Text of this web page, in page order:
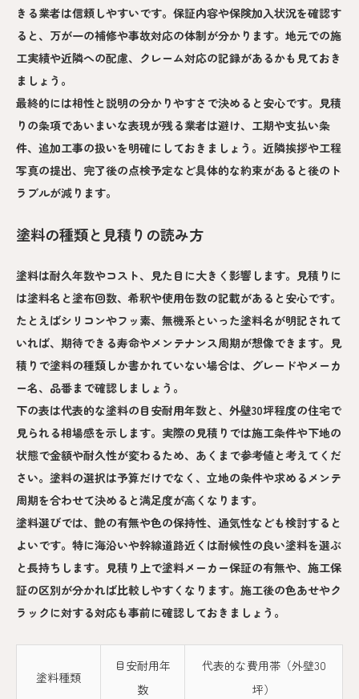
きる業者は信頼しやすいです。保証内容や保険加入状況を確認す
ると、万が一の補修や事故対応の体制が分かります。地元での施
工実績や近隣への配慮、クレーム対応の記録があるかも見ておき
ましょう。
最終的には相性と説明の分かりやすさで決めると安心です。見積
りの条項であいまいな表現が残る業者は避け、工期や支払い条
件、追加工事の扱いを明確にしておきましょう。近隣挨拶や工程
写真の提出、完了後の点検予定など具体的な約束があると後のト
ラブルが減ります。
塗料の種類と見積りの読み方
塗料は耐久年数やコスト、見た目に大きく影響します。見積りに
は塗料名と塗布回数、希釈や使用缶数の記載があると安心です。
たとえばシリコンやフッ素、無機系といった塗料名が明記されて
いれば、期待できる寿命やメンテナンス周期が想像できます。見
積りで塗料の種類しか書かれていない場合は、グレードやメーカ
ー名、品番まで確認しましょう。
下の表は代表的な塗料の目安耐用年数と、外壁30坪程度の住宅で
見られる相場感を示します。実際の見積りでは施工条件や下地の
状態で金額や耐久性が変わるため、あくまで参考値と考えてくだ
さい。塗料の選択は予算だけでなく、立地の条件や求めるメンテ
周期を合わせて決めると満足度が高くなります。
塗料選びでは、艶の有無や色の保持性、通気性なども検討すると
よいです。特に海沿いや幹線道路近くは耐候性の良い塗料を選ぶ
と長持ちします。見積り上で塗料メーカー保証の有無や、施工保
証の区別が分かれば比較しやすくなります。施工後の色あせやク
ラックに対する対応も事前に確認しておきましょう。
塗料種類
目安耐用年
数
代表的な費用帯（外壁30
坪）